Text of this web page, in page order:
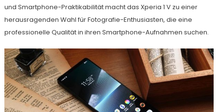
und Smartphone-Praktikabilität macht das Xperia 1 V zu einer
herausragenden Wahl für Fotografie-Enthusiasten, die eine
professionelle Qualität in ihren Smartphone-Aufnahmen suchen.